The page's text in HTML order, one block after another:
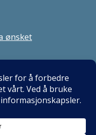
ønsket